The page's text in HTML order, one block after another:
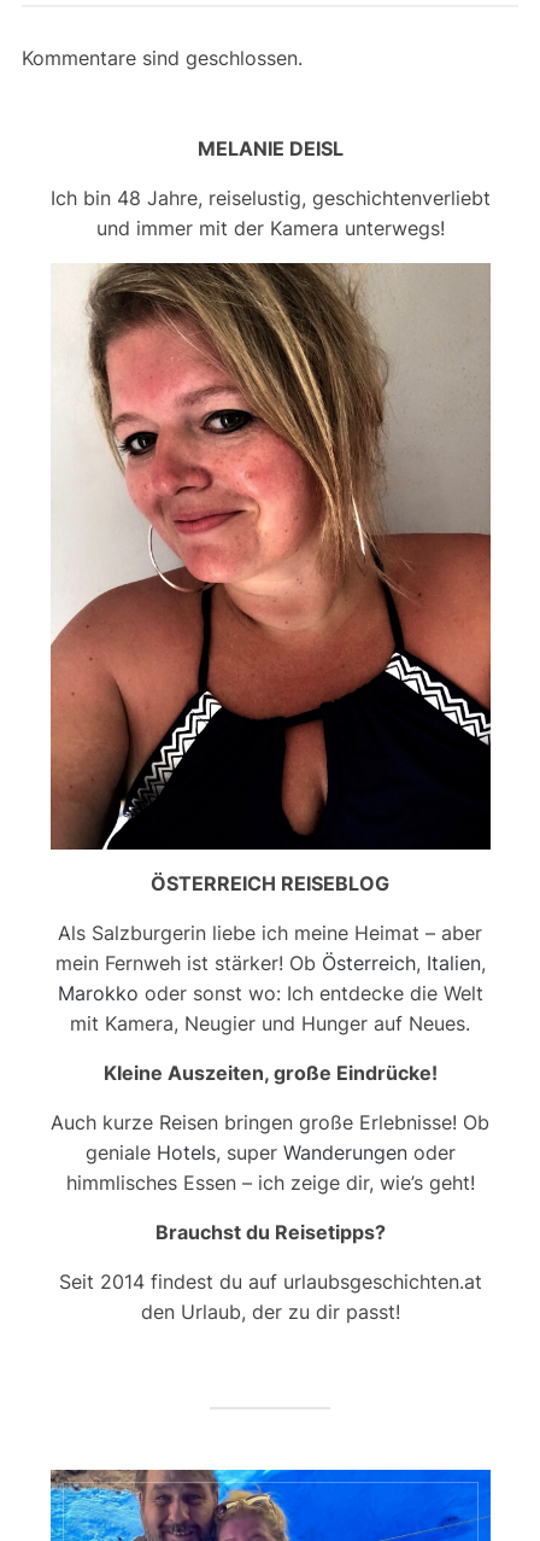
Kommentare sind geschlossen.
MELANIE DEISL
Ich bin 48 Jahre, reiselustig, geschichtenverliebt
und immer mit der Kamera unterwegs!
ÖSTERREICH REISEBLOG
Als Salzburgerin liebe ich meine Heimat – aber
mein Fernweh ist stärker! Ob Österreich, Italien,
Marokko oder sonst wo: Ich entdecke die Welt
mit Kamera, Neugier und Hunger auf Neues.
Kleine Auszeiten, große Eindrücke!
Auch kurze Reisen bringen große Erlebnisse! Ob
geniale Hotels, super Wanderungenoder
himmlisches Essen – ich zeige dir, wie’s geht!
Brauchst du Reisetipps?
Seit 2014 findest du auf urlaubsgeschichten.at
den Urlaub, der zu dir passt!